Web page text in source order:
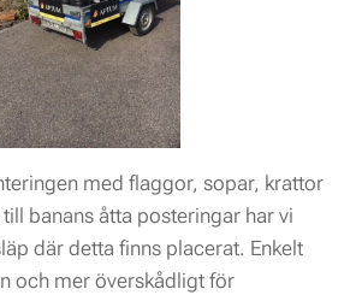
med flaggor, sopar, krattor
banans åtta posteringar har vi
där detta finns placerat. Enkelt
och mer överskådligt för